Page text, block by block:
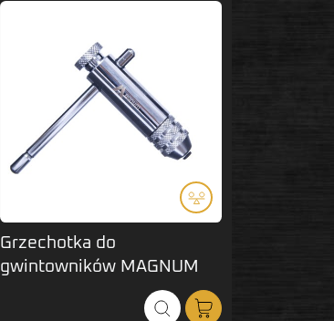
Grzechotka do
gwintowników MAGNUM